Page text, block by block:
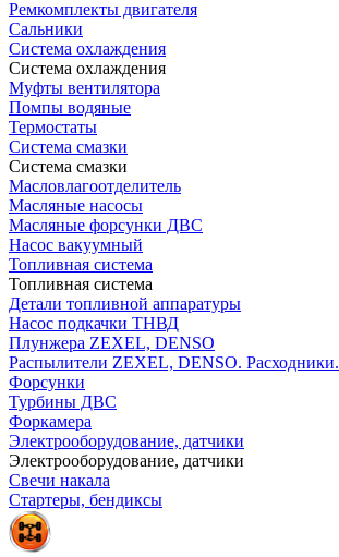
Ремкомплекты двигателя
Сальники
Система охлаждения
Система охлаждения
Муфты вентилятора
Помпы водяные
Термостаты
Система смазки
Система смазки
Масловлагоотделитель
Масляные насосы
Масляные форсунки ДВС
Насос вакуумный
Топливная система
Топливная система
Детали топливной аппаратуры
Насос подкачки ТНВД
Плунжера ZEXEL, DENSO
Распылители ZEXEL, DENSO. Расходники.
Форсунки
Турбины ДВС
Форкамера
Электрооборудование, датчики
Электрооборудование, датчики
Свечи накала
Стартеры, бендиксы